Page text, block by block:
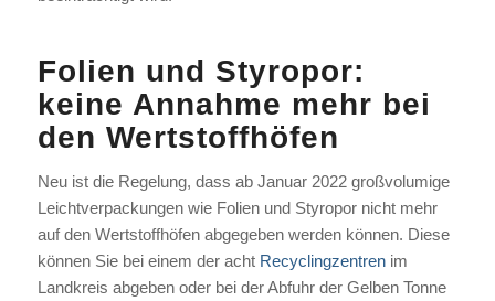
Folien und Styropor:
keine Annahme mehr bei
den Wertstoffhöfen
Neu ist die Regelung, dass ab Januar 2022 großvolumige
Leichtverpackungen wie Folien und Styropor nicht mehr
auf den Wertstoffhöfen abgegeben werden können. Diese
können Sie bei einem der acht Recyclingzentrenim
Landkreis abgeben oder bei der Abfuhr der Gelben Tonne